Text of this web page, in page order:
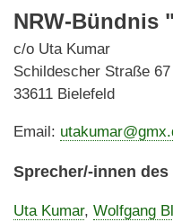
NRW-Bündnis
c/o Uta Kumar
Schildescher Straße 67
33611 Bielefeld
Email:
Sprecher/-innen
Uta Kumar, Wolfgang